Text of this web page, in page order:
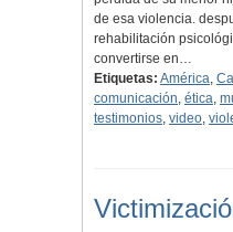
de esa violencia.
rehabilitación
convertirse en…
Etiquetas: América,
comunicación, ética,
testimonios, video,